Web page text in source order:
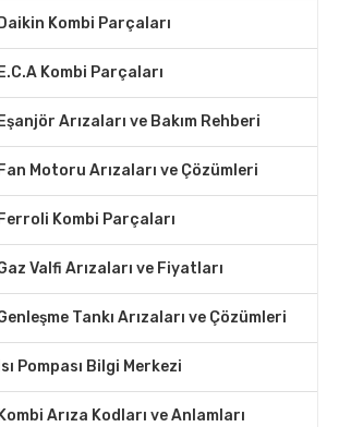
Daikin Kombi Parçaları
E.C.A Kombi Parçaları
Eşanjör Arızaları ve Bakım Rehberi
Fan Motoru Arızaları ve Çözümleri
Ferroli Kombi Parçaları
Valfi Arızaları ve Fiyatları
Tankı Arızaları ve Çözümleri
Isı Pompası Bilgi Merkezi
Kombi Arıza Kodları ve Anlamları